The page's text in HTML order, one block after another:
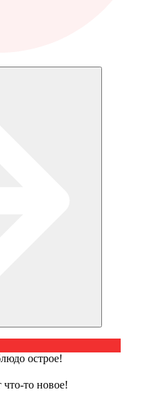
острое!
то новое!